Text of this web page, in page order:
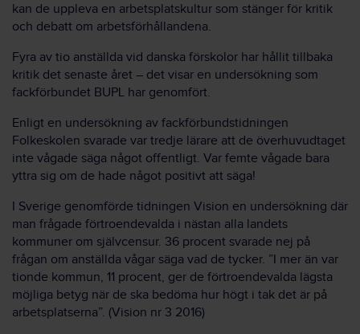
kan de uppleva en arbetsplatskultur som stänger för kritik
och debatt om arbetsförhållandena.
Fyra av tio anställda vid danska förskolor har hållit tillbaka
kritik det senaste året – det visar en undersökning som
fackförbundet BUPL har genomfört.
Enligt en undersökning av fackförbundstidningen
Folkeskolen svarade var tredje lärare att de överhuvudtaget
inte vågade säga något offentligt. Var femte vågade bara
yttra sig om de hade något positivt att säga!
I Sverige genomförde tidningen Vision en undersökning där
man frågade förtroendevalda i nästan alla landets
kommuner om självcensur. 36 procent svarade nej på
frågan om anställda vågar säga vad de tycker. ”I mer än var
tionde kommun, 11 procent, ger de förtroendevalda lägsta
möjliga betyg när de ska bedöma hur högt i tak det är på
arbetsplatserna”. (Vision nr 3 2016)